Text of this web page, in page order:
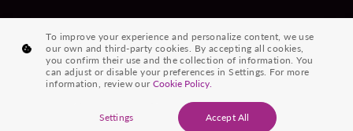
Destinos por Países | Destinos por Ciudades | Vuelos desde País a País
Vuelos de Ciudad a Ciudad | Vuelos de Países a Ciudades |
Vuelos desde Ciudades | Vuelos desde Países
® 2026 Volaris y su logotipo son marcas registradas de Volaris
To improve your experience and personalize content, we use
our own and third-party cookies. By accepting all cookies,
you confirm their use and the collection of information. You
can adjust or disable your preferences in Settings. For more
information, review ourCookie Policy.
Settings Accept All